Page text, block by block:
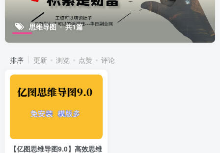
思维导图 共1篇
排序 更新 浏览 点赞 评论
【亿图思维导图9.0】高效思维